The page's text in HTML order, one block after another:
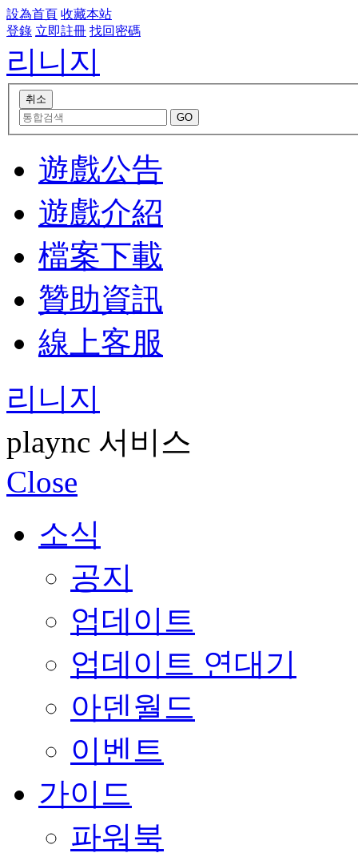
設為首頁 收藏本站
登錄 立即註冊 找回密碼
리니지
遊戲公告
遊戲介紹
檔案下載
贊助資訊
線上客服
리니지
plaync 서비스
Close
소식
공지
업데이트
업데이트 연대기
아덴월드
이벤트
가이드
파워북